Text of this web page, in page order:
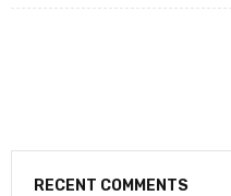
RECENT COMMENTS